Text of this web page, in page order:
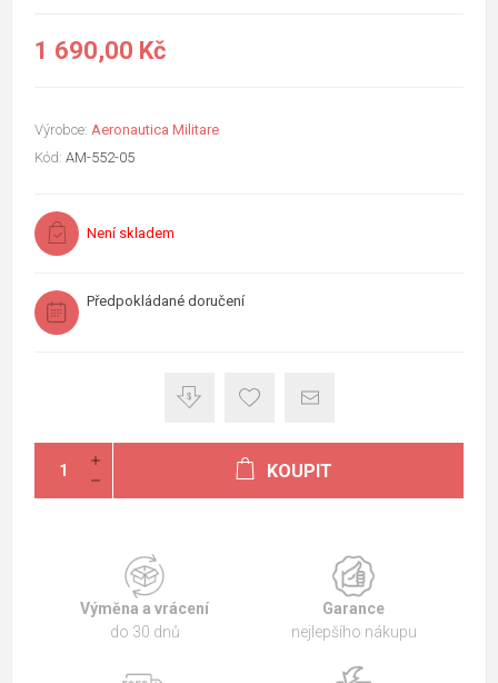
1 690,00 Kč
Výrobce: Aeronautica Militare
Kód: AM-552-05
Není skladem
Předpokládané doručení
KOUPIT
Výměna a vrácení
do 30 dnů
Garance
nejlepšího nákupu